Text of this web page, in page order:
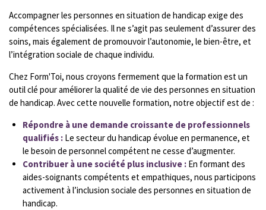
Accompagner les personnes en situation de handicap exige des
compétences spécialisées. Il ne s’agit pas seulement d’assurer des
soins, mais également de promouvoir l’autonomie, le bien-être, et
l’intégration sociale de chaque individu.
Chez Form'Toi, nous croyons fermement que la formation est un
outil clé pour améliorer la qualité de vie des personnes en situation
de handicap. Avec cette nouvelle formation, notre objectif est de :
Répondre à une demande croissante de professionnels
qualifiés :Le secteur du handicap évolue en permanence, et
le besoin de personnel compétent ne cesse d’augmenter.
Contribuer à une société plus inclusive :En formant des
aides-soignants compétents et empathiques, nous participons
activement à l’inclusion sociale des personnes en situation de
handicap.